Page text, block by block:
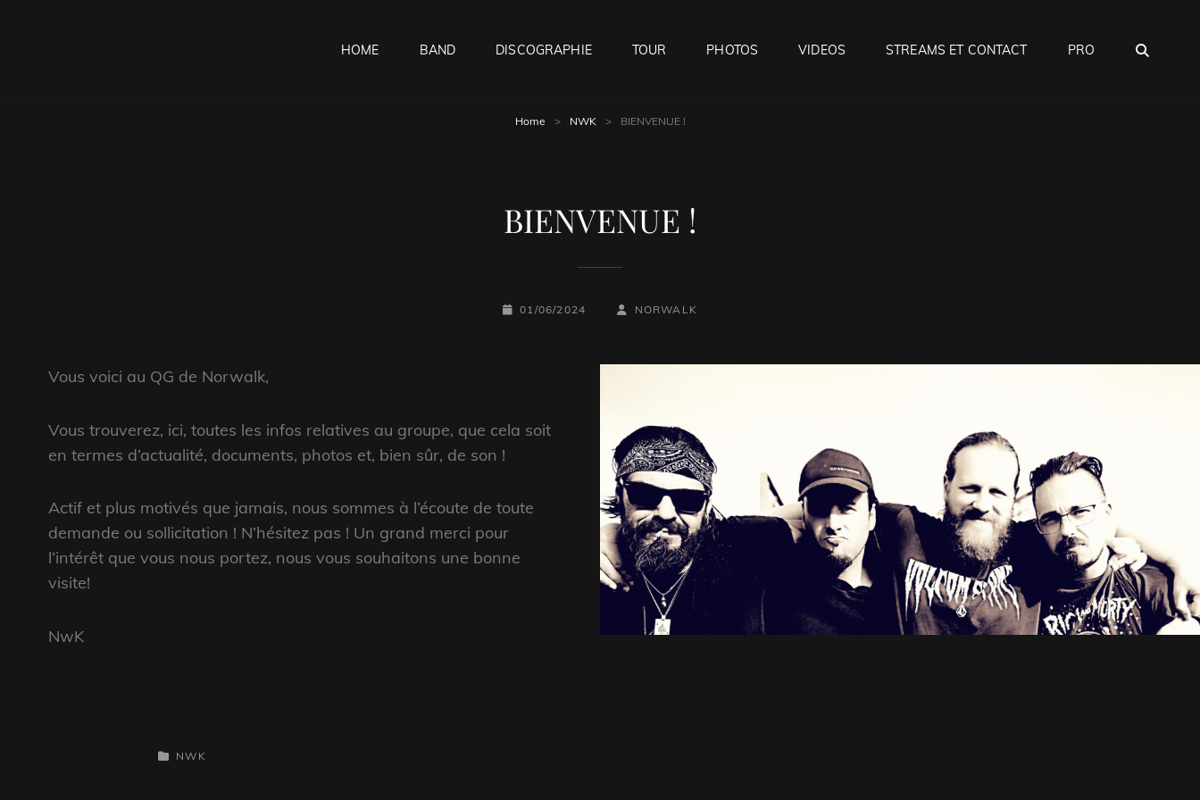
HOME BAND DISCOGRAPHIE TOUR PHOTOS VIDEOS STREAMS ET CONTACT PRO
Home > NWK > BIENVENUE !
BIENVENUE !
POSTED-
01/06/2024
BY
BYLINE
NORWALK
Vous voici au QG de Norwalk,
Vous trouverez, ici, toutes les infos relatives au groupe, que cela soit
en termes d’actualité, documents, photos et, bien sûr, de son !
Actif et plus motivés que jamais, nous sommes à l’écoute de toute
demande ou sollicitation ! N’hésitez pas ! Un grand merci pour
l’intérêt que vous nous portez, nous vous souhaitons une bonne
visite!
NwK
CATEGORIES
NWK